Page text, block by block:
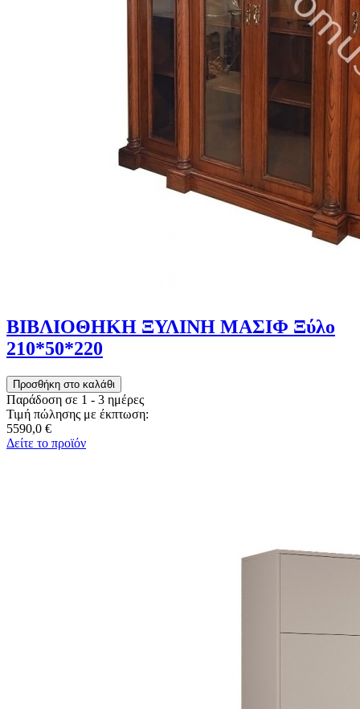
ΒΙΒΛΙΟΘΗΚΗ ΞΥΛΙΝΗ ΜΑΣΙΦ Ξύλο
210*50*220
Παράδοση σε 1 - 3 ημέρες
Τιμή πώλησης με έκπτωση:
5590,0 €
Δείτε το προϊόν